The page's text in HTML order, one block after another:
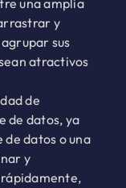
una amplia
y
sus
atractivos
de
de datos, ya
de datos o una
y